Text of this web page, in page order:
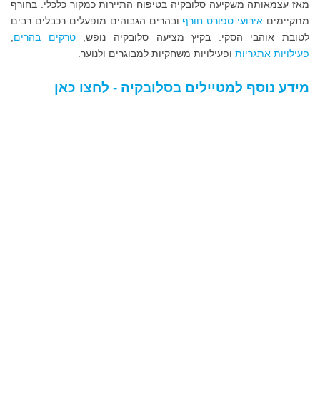
מאז עצמאותה משקיעה סלובקיה בטיפוח התיירות כמקור כלכלי. בחורף
מתקיימים אירועי ספורט חורףובהרים הגבוהים מופעלים רכבלים רבים
לטובת אוהבי הסקי. בקיץ מציעה סלובקיה נופש,טרקים בהרים
פעילויות אתגריות ופעילויות משחקיות למבוגרים ולנוער.
מידע נוסף למטיילים בסלובקיה - לחצו כאן